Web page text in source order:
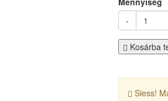
-
Kosárba
Siess!